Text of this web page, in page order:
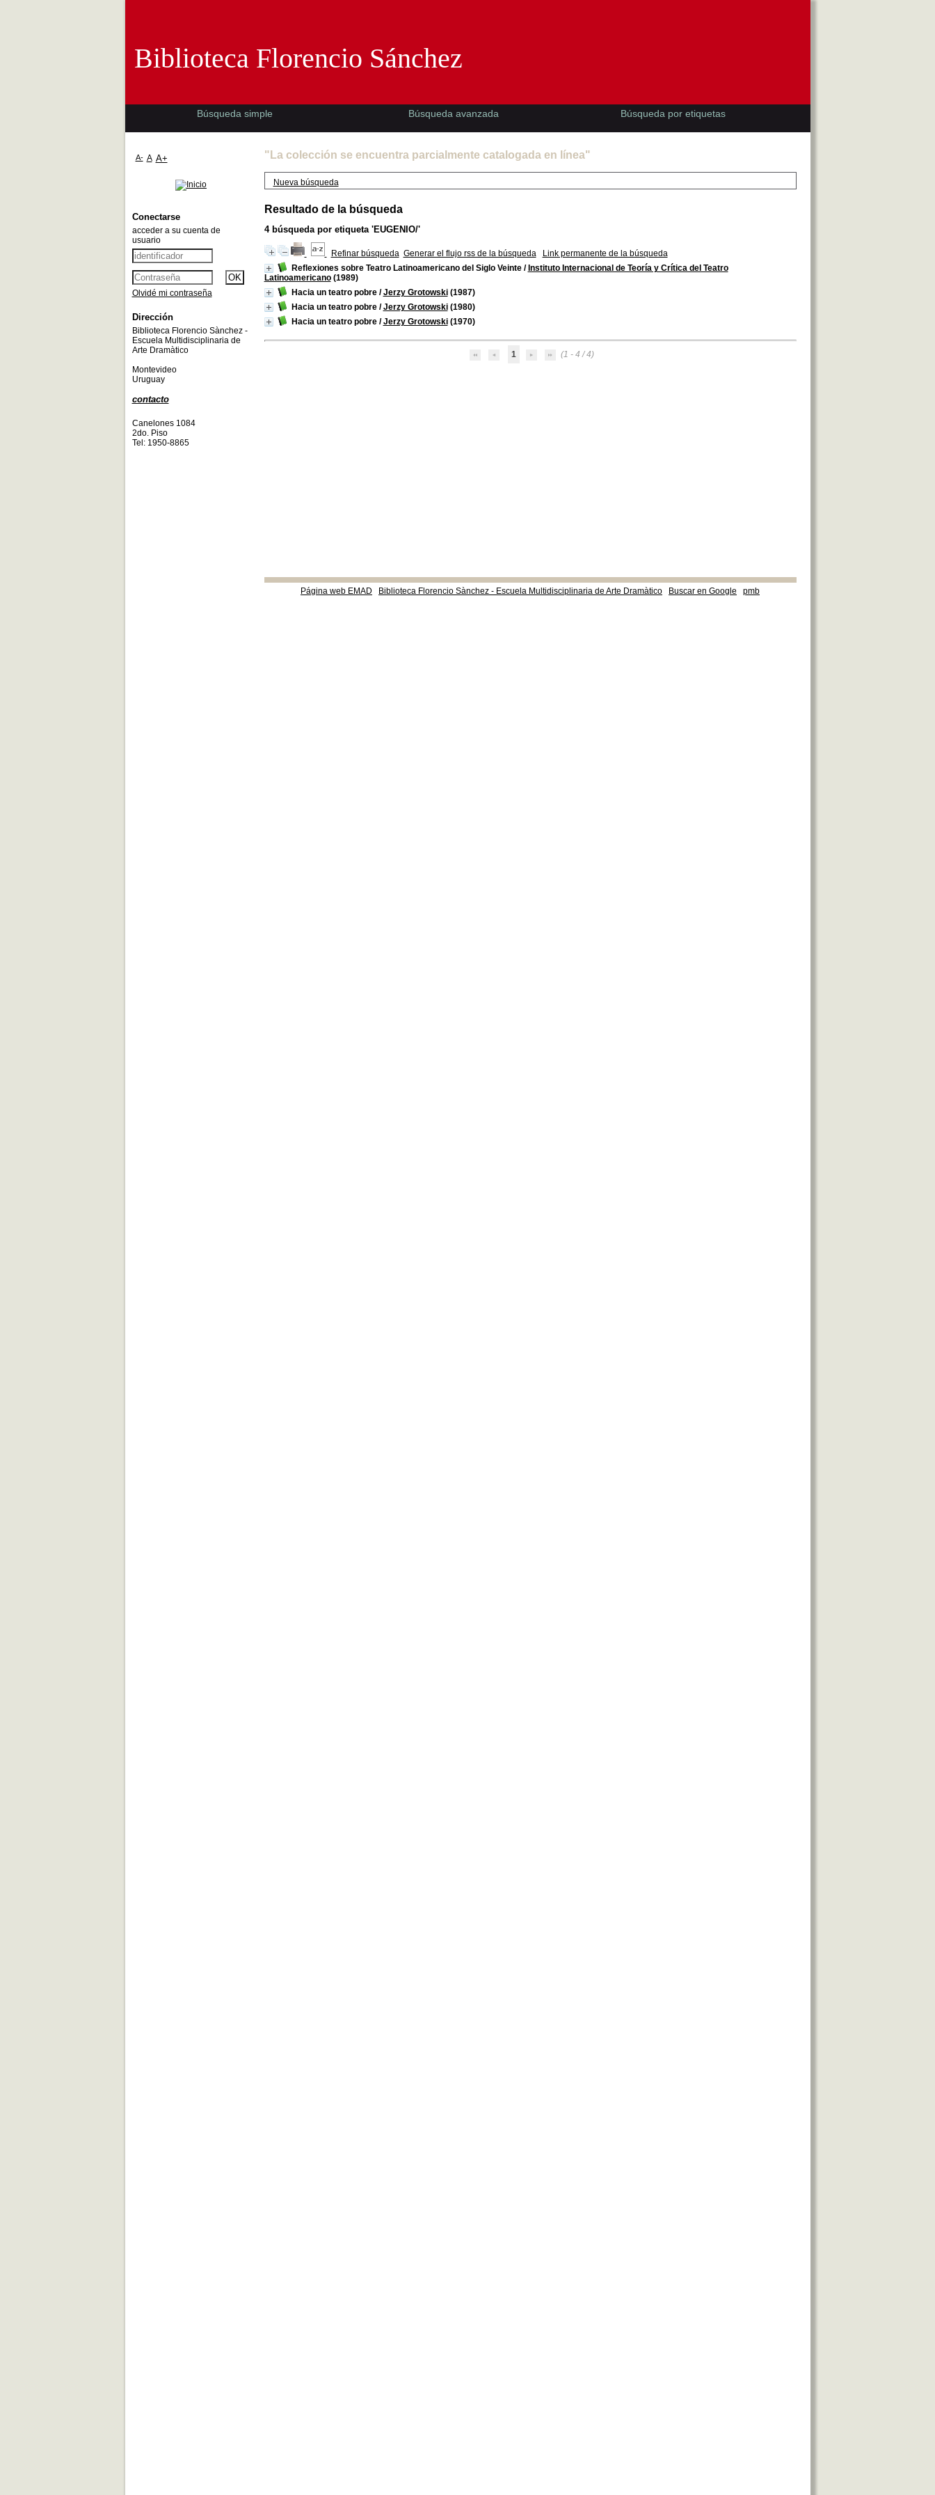
"La colección se encuentra parcialmente catalogada en línea"
Nueva búsqueda
Resultado de la búsqueda
4búsqueda por etiqueta 'EUGENIO/'
Refinar búsqueda Generar el flujo rss de la búsqueda
Link permanente de la búsqueda
Reflexiones sobre Teatro Latinoamericano del Siglo Veinte/ Instituto Internacional de Teoría y Crítica del Teatro
Latinoamericano(1989)
Hacia un teatro pobre/Jerzy Grotowski(1987)
Hacia un teatro pobre/Jerzy Grotowski(1980)
Hacia un teatro pobre/Jerzy Grotowski(1970)
1 (1 - 4 / 4)
Página web EMAD Biblioteca Florencio Sànchez - Escuela Multidisciplinaria de Arte Dramàtico Buscar en Google pmb
Biblioteca Florencio Sánchez
Búsqueda simple Búsqueda avanzada Búsqueda por etiquetas
A- A A+
Conectarse
acceder a su cuenta de
usuario
Olvidé mi contraseña
Dirección
Biblioteca Florencio Sànchez -
Escuela Multidisciplinaria de
Arte Dramàtico
Montevideo
Uruguay
contacto
Canelones 1084
2do. Piso
Tel: 1950-8865